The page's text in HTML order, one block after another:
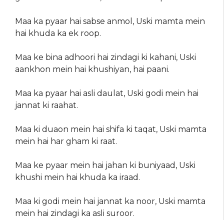
Maa ka pyaar hai sabse anmol, Uski mamta mein
hai khuda ka ek roop.
Maa ke bina adhoori hai zindagi ki kahani, Uski
aankhon mein hai khushiyan, hai paani.
Maa ka pyaar hai asli daulat, Uski godi mein hai
jannat ki raahat.
Maa ki duaon mein hai shifa ki taqat, Uski mamta
mein hai har gham ki raat.
Maa ke pyaar mein hai jahan ki buniyaad, Uski
khushi mein hai khuda ka iraad.
Maa ki godi mein hai jannat ka noor, Uski mamta
mein hai zindagi ka asli suroor.